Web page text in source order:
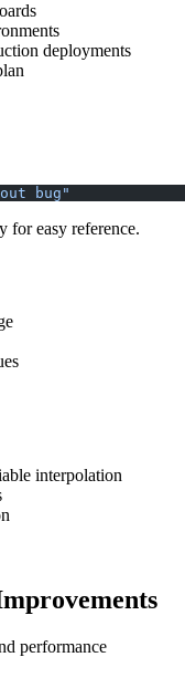
deployments
bug"
for easy reference.
interpolation
performance